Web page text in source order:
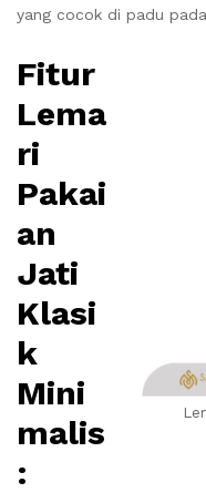
yang cocok di padu
Fitur
Lema
ri
Pakai
an
Jati
Klasi
k
Mini
malis
: